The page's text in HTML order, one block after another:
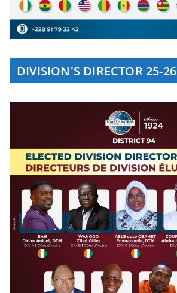
DIVISION'S DIRECTOR 25-26